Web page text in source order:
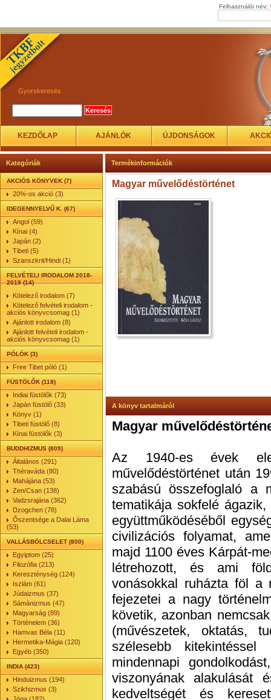
Felhasználói név:
Gyorskeresés
KEZDŐLAP AJÁNLÓK ÚJDONSÁGOK
Kategóriák
AKCIÓS KÖNYVEK (7)
20%-os akció (3)
IDEGENNYELVŰ K. (67)
Angol (59)
Kínai (4)
Japán (2)
Tibeti (5)
Szanszkrit/Hindi (1)
FELVÉTELI IRODALOM 2018-
2019 (14)
Kötelező irodalom (7)
Kötelező felvételi irodalom -
akciós könyvcsomag (1)
Ajánlott irodalom (8)
Ajánlott felvételi irodalom -
akciós könyvcsomag (1)
PÓLÓK (3)
Free Tibet póló (1)
FÜSTÖLŐK (118)
Indiai füstölők (73)
Japán füstölő (33)
Könyv (1)
Tibeti füstölő (8)
Kínai füstölők (3)
BUDDHIZMUS (809)
Általános (291)
Théraváda (80)
Mahájána (53)
Zen/Csan (138)
Vadzsrajána (362)
Dzogchen (78)
Őszentsége a Dalai Láma
(53)
VALLÁSBÖLCSELET (800)
Egyiptom (25)
Filozófia (213)
Kereszténység (124)
Iszlám (61)
Júdaizmus (37)
Sámánizmus (47)
Magyarság (89)
Történelem (36)
Hamvas Béla (11)
Hermetika-Mágia (120)
Egyéb (350)
INDIA (423)
Hinduizmus (194)
Szikhizmus (3)
Termékinformációk
Magyar művelődéstörténet
A könyv tartalmáról
Magyar
Az 1940-es évek
művelődéstörténet után
szabású összefoglaló a
tematikája sokfelé
együttműködéséből
civilizációs folyamat,
majd 1100 éves Kárpát-
létrehozott, és ami
vonásokkal ruházta föl a
fejezetei a nagy
követik, azonban
(művészetek, oktatás,
szélesebb
mindennapi
viszonyának alakulását
kedveltségét és